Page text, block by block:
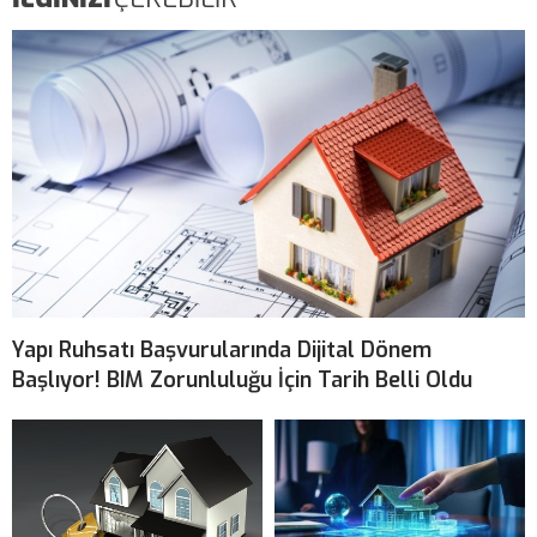
Yapı Ruhsatı Başvurularında Dijital Dönem
Başlıyor! BIM Zorunluluğu İçin Tarih Belli Oldu